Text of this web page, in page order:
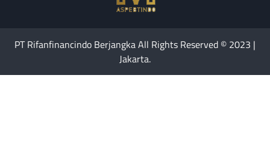
PT Rifanfinancindo Berjangka All Rights Reserved © 2023 |
Jakarta.